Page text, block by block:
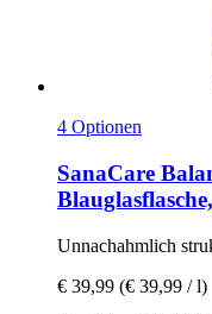
4 Optionen
SanaCare
Unnachahmlich
€ 39,99 (€ 39,99 / l)